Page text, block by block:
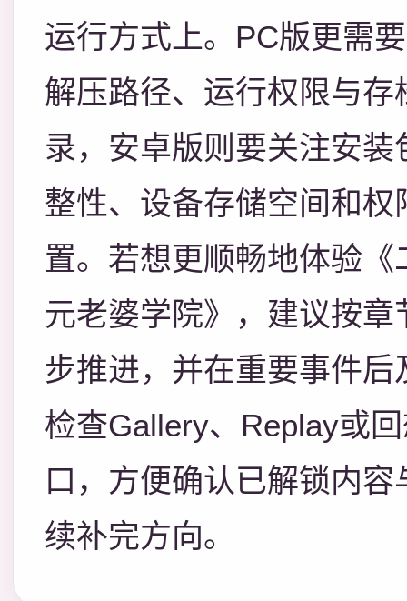
运行方式上。PC版更需
解压路径、运行权限与存
录，安卓版则要关注安装
整性、设备存储空间和权
置。若想更顺畅地体验《
元老婆学院》，建议按章
步推进，并在重要事件后
检查Gallery、Replay或
口，方便确认已解锁内容
续补完方向。